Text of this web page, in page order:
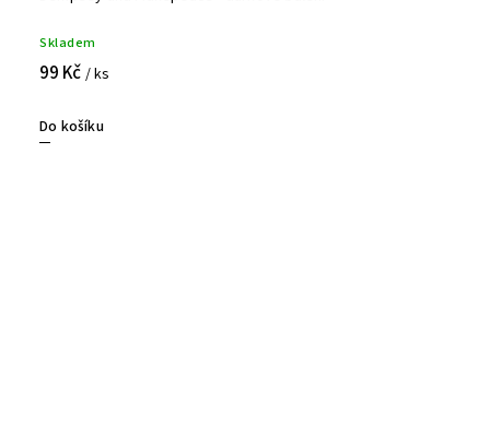
Skladem
99 Kč / ks
Do košíku